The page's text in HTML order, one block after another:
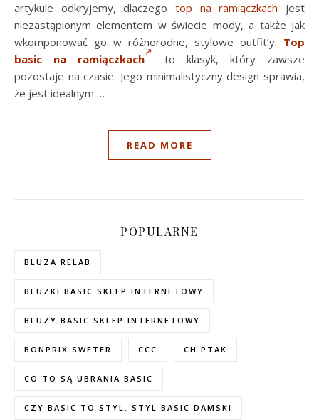
artykule odkryjemy, dlaczego top na ramiączkach jest
niezastąpionym elementem w świecie mody, a także jak
wkomponować go w różnorodne, stylowe outfit’y. Top
basic na ramiączkach
to klasyk, który zawsze
pozostaje na czasie. Jego minimalistyczny design sprawia,
że jest idealnym …
READ MORE
POPULARNE
BLUZA RELAB
BLUZKI BASIC SKLEP INTERNETOWY
BLUZY BASIC SKLEP INTERNETOWY
BONPRIX SWETER CCC CH PTAK
CO TO SĄ UBRANIA BASIC
CZY BASIC TO STYL. STYL BASIC DAMSKI